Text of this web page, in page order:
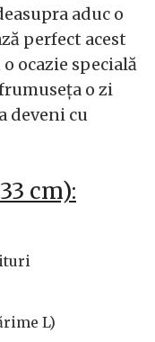
aduc o
perfect acest
ocazie specială
o zi
deveni cu
cm):
L)